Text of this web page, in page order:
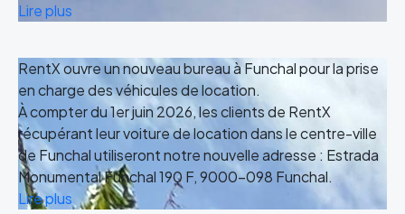
Lire plus
RentX ouvre un nouveau bureau à Funchal pour la prise
en charge des véhicules de location.
À compter du 1er juin 2026, les clients de RentX
récupérant leur voiture de location dans le centre-ville
de Funchal utiliseront notre nouvelle adresse : Estrada
Monumental Funchal 190 F, 9000-098 Funchal.
Lire plus